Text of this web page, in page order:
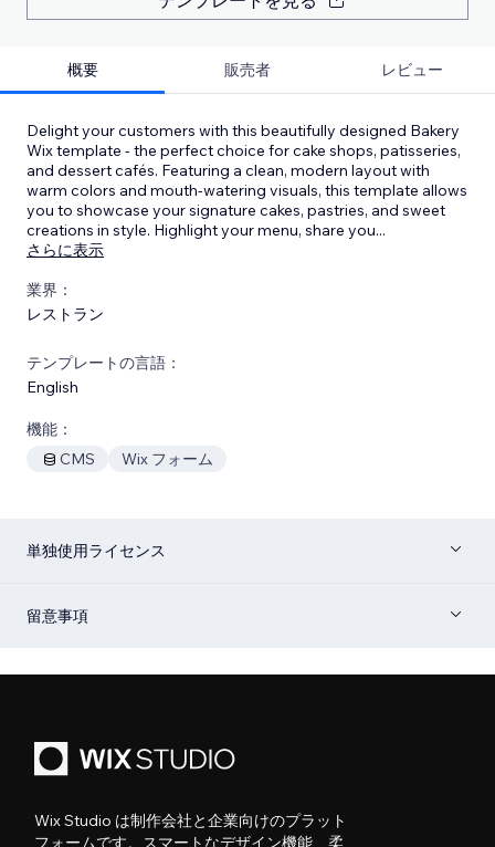
概要 販売者 レビュー
Delight your customers with this beautifully designed Bakery
Wix template - the perfect choice for cake shops, patisseries,
and dessert cafés. Featuring a clean, modern layout with
warm colors and mouth-watering visuals, this template allows
you to showcase your signature cakes, pastries, and sweet
creations in style. Highlight your menu, share you...
さらに表示
業界：
レストラン
テンプレートの言語：
English
機能：
CMS
Wix フォーム
単独使用ライセンス
留意事項
Wix Studio は制作会社と企業向けのプラット
フォームです。スマートなデザイン機能、柔